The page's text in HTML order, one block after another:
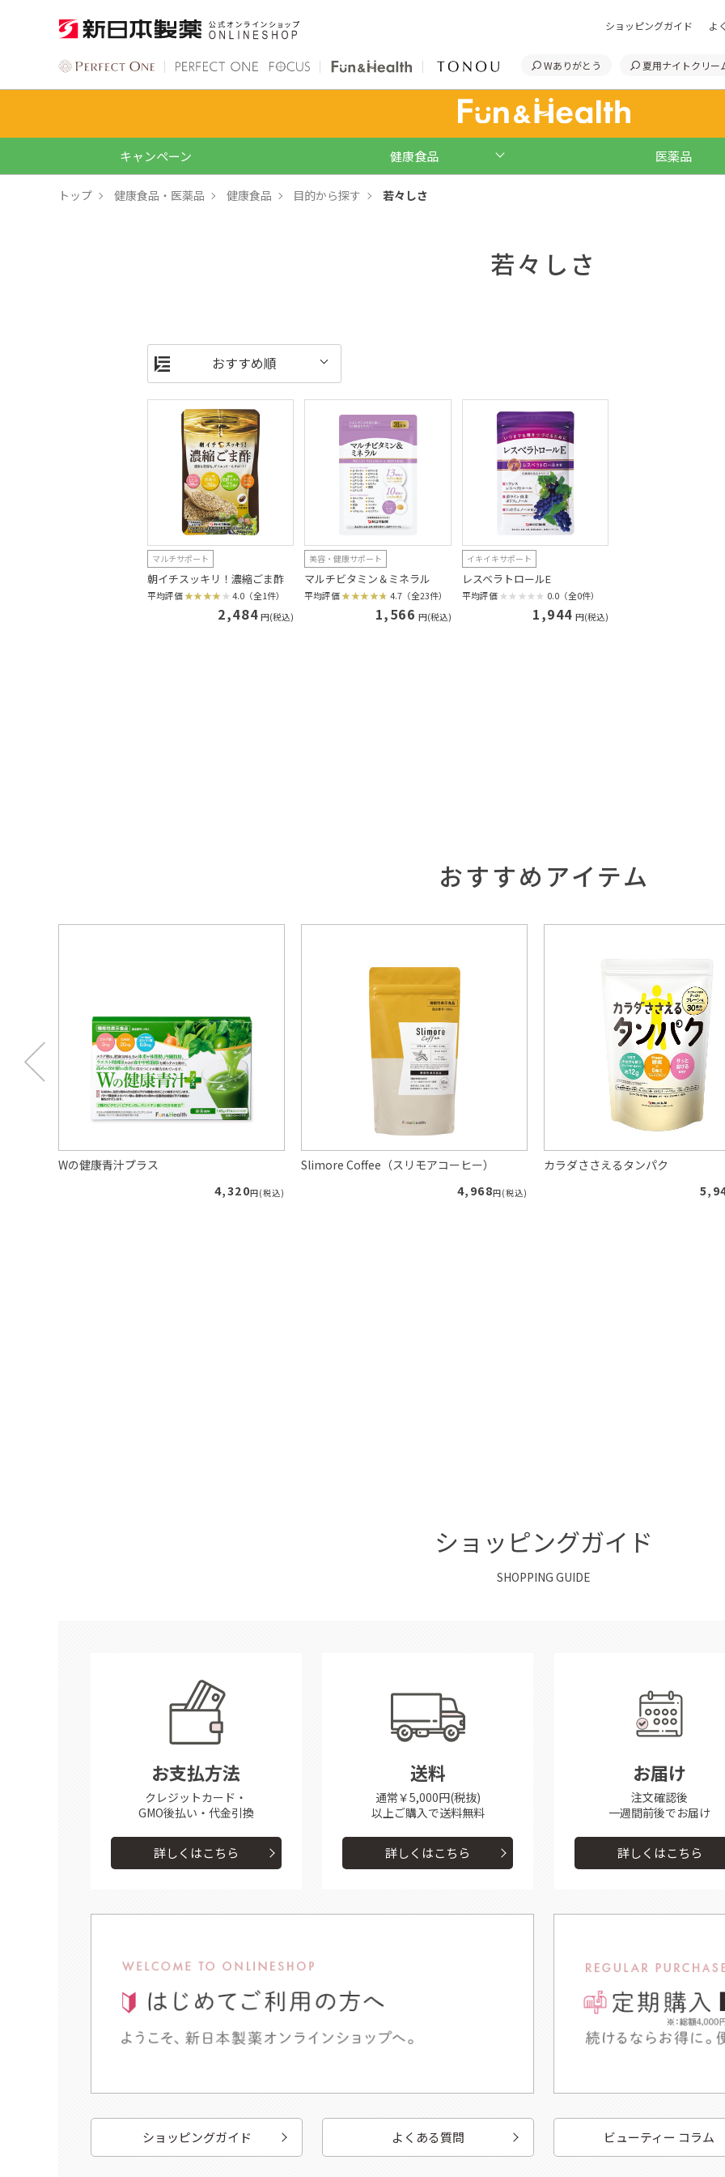
ショッピングガイド よ
Wありがとう 夏用ナイトクリー
キャンペーン 健康食品 医薬品
トップ 健康食品・医薬品 健康食品 目的から探す 若々しさ
若々しさ
マルチサポート
朝イチスッキリ！濃縮ごま酢
平均評価 4.0（全1件）
2,484 円(税込)
美容・健康サポート
マルチビタミン＆ミネラル
平均評価 4.7（全23件）
1,566 円(税込)
イキイキサポート
レスベラトロールE
平均評価 0.0（全0件）
1,944 円(税込)
おすすめアイテム
Wの健康青汁プラス
4,320円(税込)
Slimore Coffee（スリモアコーヒー）
4,968円(税込)
カラダささえるタンパク
ショッピングガイド
SHOPPING GUIDE
お支払方法
クレジットカード・
GMO後払い・代金引換
詳しくはこちら
送料
通常￥5,000円(税抜)
以上ご購入で送料無料
詳しくはこちら
お届け
注文確認後
一週間前後でお届け
詳しくはこちら
ショッピングガイド よくある質問 ビューティー コラム